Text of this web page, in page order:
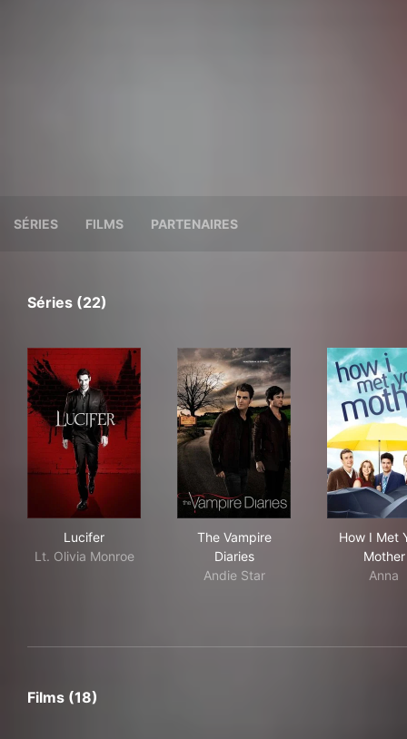
SÉRIES FILMS PARTENAIRES
Séries (22)
Lucifer
Lt. Olivia Monroe
The Vampire
Diaries
Andie Star
How I Met
Mother
Anna
Films (18)